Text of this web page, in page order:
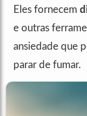
Eles fornecem
e outras
ansiedade que
parar de fumar.